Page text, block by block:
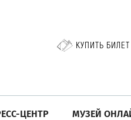
КУПИТЬ БИЛЕТ
ЦЕНТР МУЗЕЙ